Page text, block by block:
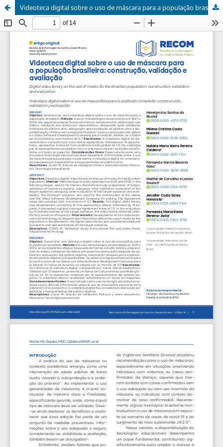
Videoteca digital sobre o uso de máscara para a população brasileira: construção, validação e avaliação